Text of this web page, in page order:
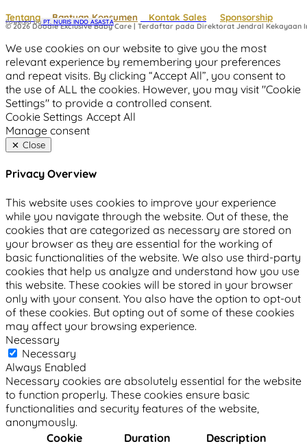
Tentang Bantuan Konsumen Kontak Sales Sponsorship
© 2026 Doodle Exclusive Baby Care | Terdaftar pada Direktorat Jendral Kekayaan
Powered by PT. NURIS INDO ASASTA
We use cookies on our website to give you the most
relevant experience by remembering your preferences
and repeat visits. By clicking “Accept All”, you consent to
the use of ALL the cookies. However, you may visit "Cookie
Settings" to provide a controlled consent.
Cookie Settings Accept All
Manage consent
Close
Privacy Overview
This website uses cookies to improve your experience
while you navigate through the website. Out of these, the
cookies that are categorized as necessary are stored on
your browser as they are essential for the working of
basic functionalities of the website. We also use third-party
cookies that help us analyze and understand how you use
this website. These cookies will be stored in your browser
only with your consent. You also have the option to opt-out
of these cookies. But opting out of some of these cookies
may affect your browsing experience.
Necessary
Necessary
Always Enabled
Necessary cookies are absolutely essential for the website
to function properly. These cookies ensure basic
functionalities and security features of the website,
anonymously.
Cookie
Duration Description